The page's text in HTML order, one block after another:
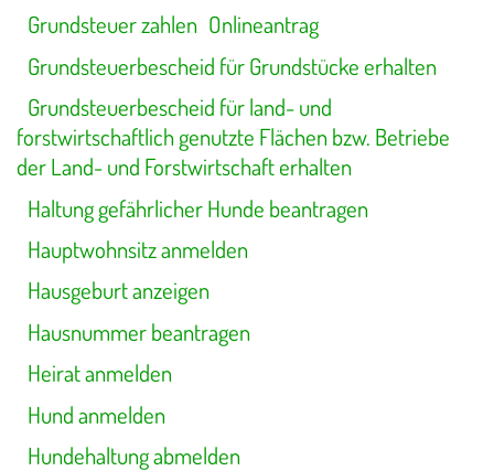
Grundsteuer zahlen Onlineantrag
Grundsteuerbescheid für Grundstücke erhalten
Grundsteuerbescheid für land- und
forstwirtschaftlich genutzte Flächen bzw. Betriebe
der Land- und Forstwirtschaft erhalten
Haltung gefährlicher Hunde beantragen
Hauptwohnsitz anmelden
Hausgeburt anzeigen
Hausnummer beantragen
Heirat anmelden
Hund anmelden
Hundehaltung abmelden